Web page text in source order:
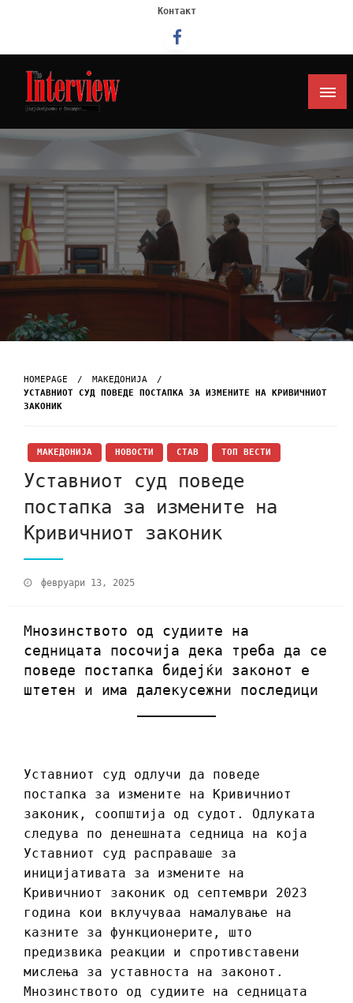
Контакт
Интервју
HOMEPAGE
МАКЕДОНИЈА
УСТАВНИОТ СУД ПОВЕДЕ ПОСТАПКА ЗА ИЗМЕНИТЕ НА КРИВИЧНИОТ
ЗАКОНИК
МАКЕДОНИЈА НОВОСТИ СТАВ ТОП ВЕСТИ
Уставниот суд поведе
постапка за измените на
Кривичниот законик
февруари 13, 2025
Мнозинството од судиите на
седницата посочија дека треба да се
поведе постапка бидејќи законот е
штетен и има далекусежни последици
Уставниот суд одлучи да поведе
постапка за измените на Кривичниот
законик, соопштија од судот. Одлуката
следува по денешната седница на која
Уставниот суд расправаше за
иницијативата за измените на
Кривичниот законик од септември 2023
година кои вклучуваа намалување на
казните за функционерите, што
предизвика реакции и спротивставени
мислења за уставноста на законот.
Мнозинството од судиите на седницата